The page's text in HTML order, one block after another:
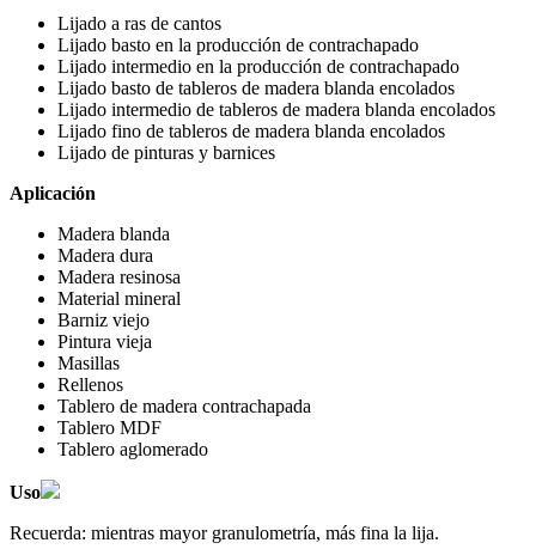
Lijado a ras de cantos
Lijado basto en la producción de contrachapado
Lijado intermedio en la producción de contrachapado
Lijado basto de tableros de madera blanda encolados
Lijado intermedio de tableros de madera blanda encolados
Lijado fino de tableros de madera blanda encolados
Lijado de pinturas y barnices
Aplicación
Madera blanda
Madera dura
Madera resinosa
Material mineral
Barniz viejo
Pintura vieja
Masillas
Rellenos
Tablero de madera contrachapada
Tablero MDF
Tablero aglomerado
Uso
Recuerda: mientras mayor granulometría, más fina la lija.